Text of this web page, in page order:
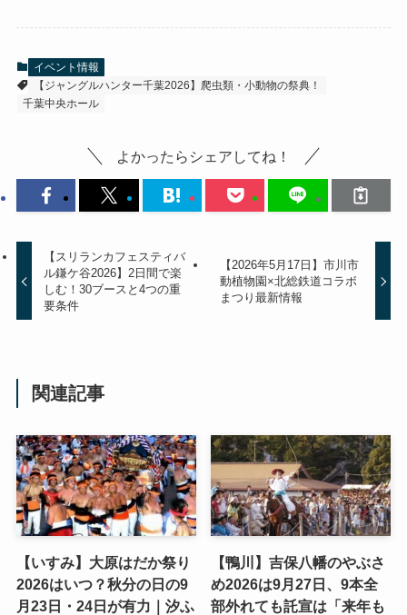
イベント情報
【ジャングルハンター千葉2026】爬虫類・小動物の祭典！
千葉中央ホール
よかったらシェアしてね！
【スリランカフェスティバ
ル鎌ケ谷2026】2日間で楽
しむ！30ブースと4つの重
要条件
【2026年5月17日】市川市
動植物園×北総鉄道コラボ
まつり最新情報
関連記事
【いすみ】大原はだか祭り
2026はいつ？秋分の日の9
月23日・24日が有力｜汐ふ
【鴨川】吉保八幡のやぶさ
め2026は9月27日、9本全
部外れても託宣は「来年も